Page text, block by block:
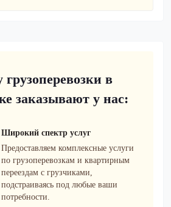
в
заказывают у нас:
Широкий спектр услуг
Предоставляем комплексные услуги
по грузоперевозкам и квартирным
переездам с грузчиками,
подстраиваясь под любые ваши
потребности.